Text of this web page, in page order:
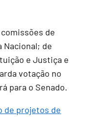
de
Nacional; de
e Justiça e
votação no
para o Senado.
de projetos de